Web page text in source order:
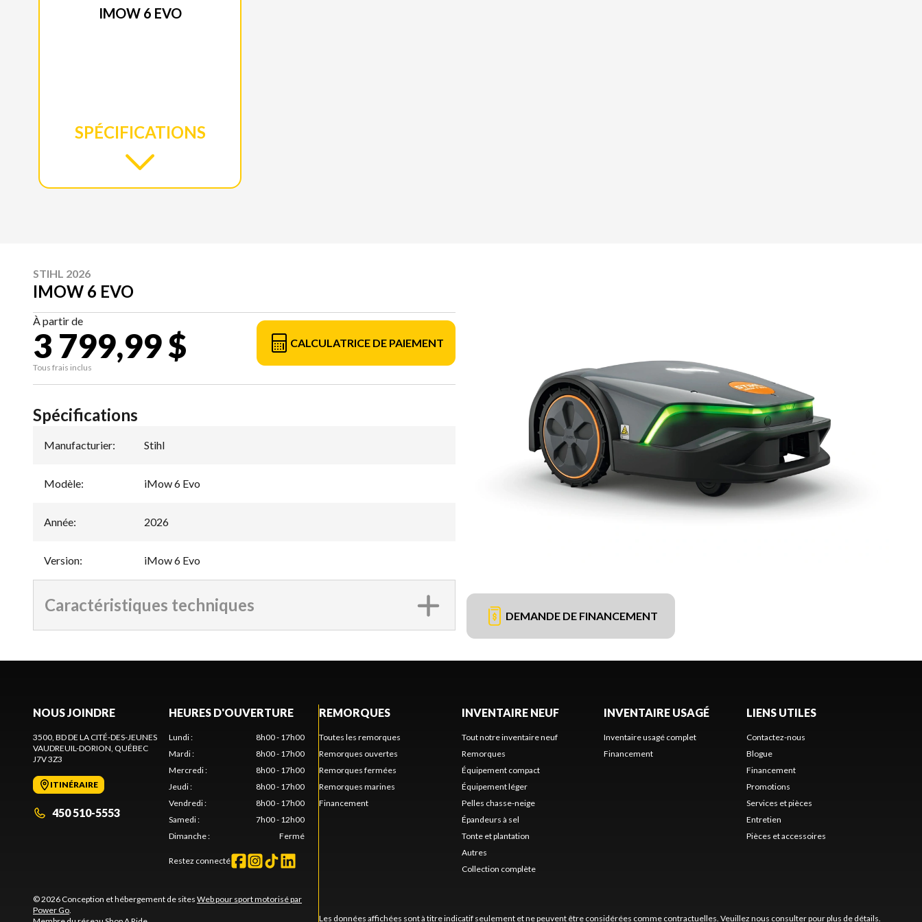
IMOW 6 EVO
SPÉCIFICATIONS
STIHL 2026
IMOW 6 EVO
À partir de
3 799,99 $
Tous frais inclus
CALCULATRICE DE PAIEMENT
DEMANDE DE FINANCEMENT
Spécifications
Manufacturier: Stihl
Modèle: iMow 6 Evo
Année: 2026
Version: iMow 6 Evo
Caractéristiques techniques
NOUS JOINDRE
3500, BD DE LA CITÉ-DES-JEUNES
VAUDREUIL-DORION, QUÉBEC
J7V 3Z3
ITINÉRAIRE
450 510-5553
HEURES D'OUVERTURE
Lundi:
8h00 - 17h00
Mardi:
8h00 - 17h00
Mercredi:
8h00 - 17h00
Jeudi:
8h00 - 17h00
Vendredi:
8h00 - 17h00
Samedi:
7h00 - 12h00
Dimanche: Fermé
Restez connecté
© 2026 Conception et hébergement de sites Web pour sport motorisé par
Power Go.
REMORQUES
Toutes les remorques
Remorques ouvertes
Remorques fermées
Remorques marines
Financement
INVENTAIRE NEUF
Tout notre inventaire neuf
Remorques
Équipement compact
Équipement léger
Pelles chasse-neige
Épandeurs à sel
Tonte et plantation
Autres
Collection complète
INVENTAIRE USAGÉ
Inventaire usagé complet
Financement
LIENS UTILES
Contactez-nous
Blogue
Financement
Promotions
Services et pièces
Entretien
Pièces et accessoires
Les données affichées sont à titre indicatif seulement et ne peuvent être considérées comme contractuelles. Veuillez nous consulter pour plus de détails.